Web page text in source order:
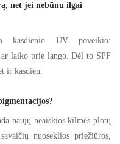
net jei nebūnu ilgai
kasdienio UV poveikio:
laiko prie lango. Dėl to SPF
ir kasdien.
naujų neaiškios kilmės plotų
nuoseklios priežiūros,